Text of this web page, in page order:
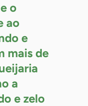
o
ao
e
mais de
a
e zelo